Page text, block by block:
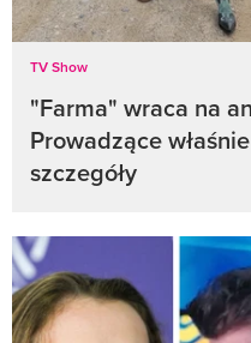
TV Show
"Farma" wraca na
Prowadzące
szczegóły